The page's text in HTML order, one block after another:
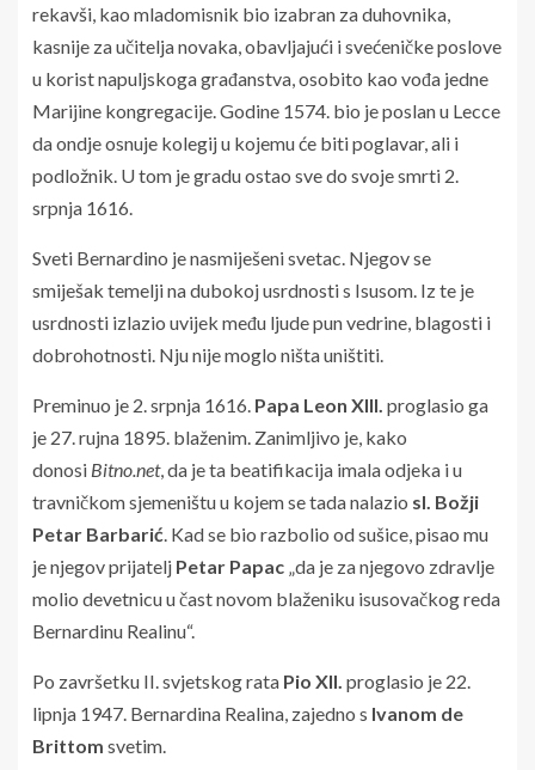
rekavši, kao mladomisnik bio izabran za duhovnika,
kasnije za učitelja novaka, obavljajući i svećeničke poslove
u korist napuljskoga građanstva, osobito kao vođa jedne
Marijine kongregacije. Godine 1574. bio je poslan u Lecce
da ondje osnuje kolegij u kojemu će biti poglavar, ali i
podložnik. U tom je gradu ostao sve do svoje smrti 2.
srpnja 1616.
Sveti Bernardino je nasmiješeni svetac. Njegov se
smiješak temelji na dubokoj usrdnosti s Isusom. Iz te je
usrdnosti izlazio uvijek među ljude pun vedrine, blagosti i
dobrohotnosti. Nju nije moglo ništa uništiti.
Preminuo je 2. srpnja 1616. Papa Leon XIII. proglasio ga
je 27. rujna 1895. blaženim. Zanimljivo je, kako
donosi Bitno.net, da je ta beatifikacija imala odjeka i u
travničkom sjemeništu u kojem se tada nalazio sl. Božji
Petar Barbarić. Kad se bio razbolio od sušice, pisao mu
je njegov prijatelj Petar Papac „da je za njegovo zdravlje
molio devetnicu u čast novom blaženiku isusovačkog reda
Bernardinu Realinu“.
Po završetku II. svjetskog rata Pio XII. proglasio je 22.
lipnja 1947. Bernardina Realina, zajedno s Ivanom de
Brittom svetim.